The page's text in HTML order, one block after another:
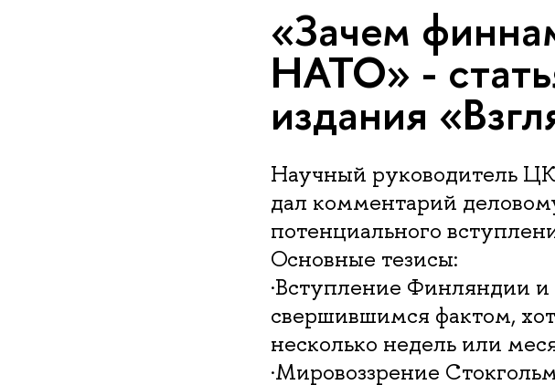
«Зачем
НАТО» -
издания
Научный руководитель
дал комментарий
потенциального
Основные тезисы:
·Вступление Финляндии
свершившимся фактом,
несколько недель или
·Мировоззрение